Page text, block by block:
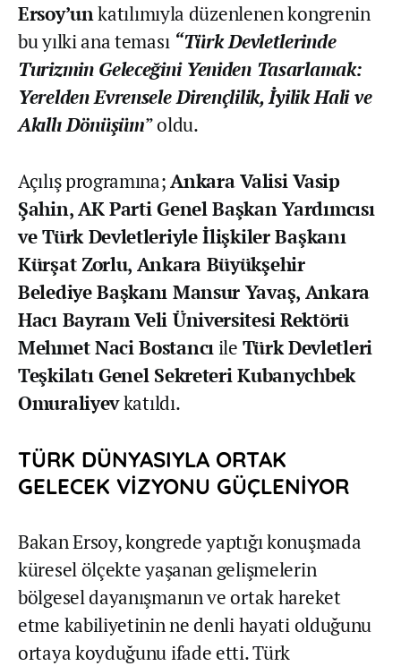
Ersoy’unkatılımıyla düzenlenen kongrenin
bu yılki ana teması “Türk Devletlerinde
Turizmin Geleceğini Yeniden Tasarlamak:
Yerelden Evrensele Dirençlilik, İyilik Hali ve
Akıllı Dönüşüm” oldu.
Açılış programına;Ankara Valisi Vasip
Şahin, AK Parti Genel Başkan Yardımcısı
ve Türk Devletleriyle İlişkiler Başkanı
Kürşat Zorlu, Ankara Büyükşehir
Belediye Başkanı Mansur Yavaş, Ankara
Hacı Bayram Veli Üniversitesi Rektörü
Mehmet Naci Bostancı ile Türk Devletleri
Teşkilatı Genel Sekreteri Kubanychbek
Omuraliyevkatıldı.
TÜRK DÜNYASIYLA ORTAK
GELECEK VİZYONU GÜÇLENİYOR
Bakan Ersoy, kongrede yaptığı konuşmada
küresel ölçekte yaşanan gelişmelerin
bölgesel dayanışmanın ve ortak hareket
etme kabiliyetinin ne denli hayati olduğunu
ortaya koyduğunu ifade etti. Türk